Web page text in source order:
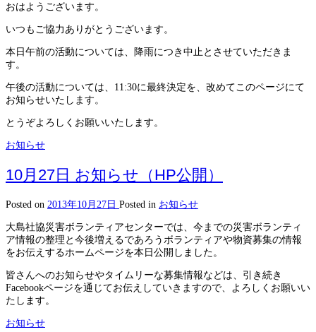
おはようございます。
いつもご協力ありがとうございます。
本日午前の活動については、降雨につき中止とさせていただきま
す。
午後の活動については、11:30に最終決定を、改めてこのページにて
お知らせいたします。
とうぞよろしくお願いいたします。
お知らせ
10月27日 お知らせ（HP公開）
Posted on 2013年10月27日 Posted in お知らせ
大島社協災害ボランティアセンターでは、今までの災害ボランティ
ア情報の整理と今後増えるであろうボランティアや物資募集の情報
をお伝えするホームページを本日公開しました。
皆さんへのお知らせやタイムリーな募集情報などは、引き続き
Facebookページを通じてお伝えしていきますので、よろしくお願いい
たします。
お知らせ